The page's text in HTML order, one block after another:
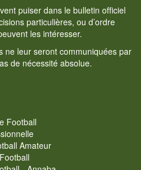
puiser dans le bulletin officiel
particulières, ou d’ordre
les intéresser.
ne leur seront communiquées par
de nécessité absolue.
Football
Amateur